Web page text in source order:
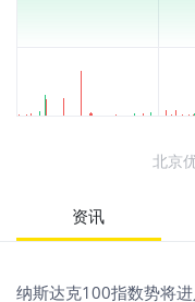
北京
资讯
纳斯达克100指数势将